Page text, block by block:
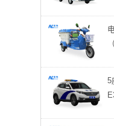
5
湖北武汉
广东深圳
重庆万州
广东深圳